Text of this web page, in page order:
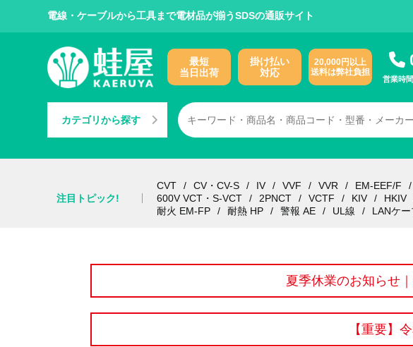
電線・ケーブルから工具まで電材品が揃うSDSの通販サイト
最短
当日出荷
掛け払い
対応
20,000円以上
送料は弊社負担
営業時
カテゴリから探す
注目トピック!
CVT CV・CV-S IV VVF VVR EM-EEF/F
600V VCT・S-VCT
2PNCT VCTF KIV HKIV
耐火 EM-FP
耐熱 HP 警報 AE UL線 LANケ
夏季休業のお知らせ
【重要】